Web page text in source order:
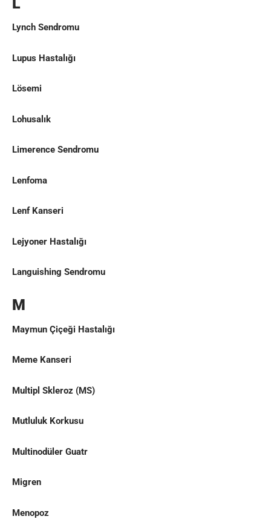
Lynch Sendromu
Lupus Hastalığı
Lösemi
Lohusalık
Limerence Sendromu
Lenfoma
Lenf Kanseri
Lejyoner Hastalığı
Languishing Sendromu
M
Maymun Çiçeği Hastalığı
Meme Kanseri
Multipl Skleroz (MS)
Mutluluk Korkusu
Multinodüler Guatr
Migren
Menopoz